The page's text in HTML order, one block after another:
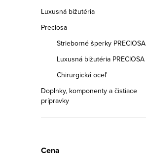
Luxusná bižutéria
Preciosa
Strieborné šperky PRECIOSA
Luxusná bižutéria PRECIOSA
Chirurgická oceľ
Doplnky, komponenty a čistiace
prípravky
Cena